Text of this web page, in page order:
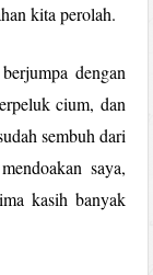
kita perolah.
dengan
cium, dan
sembuh dari
saya,
kasih banyak